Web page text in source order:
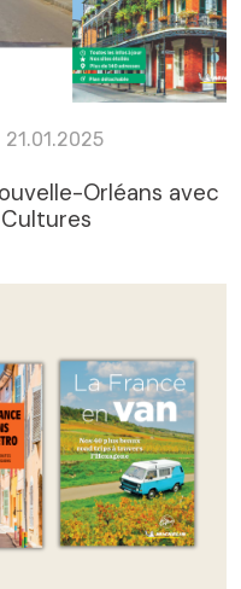
21.01.2025
Orléans avec